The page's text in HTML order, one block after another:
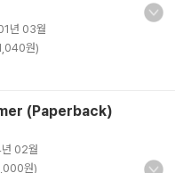
년 03월
원)
(Paperback)
02월
원)